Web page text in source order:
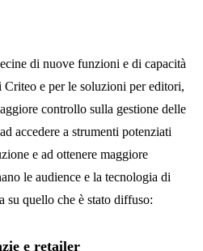
di nuove funzioni e di capacità
e per le soluzioni per editori,
controllo sulla gestione delle
accedere a strumenti potenziati
e ad ottenere maggiore
le audience e la tecnologia di
su quello che è stato diffuso:
e retailer